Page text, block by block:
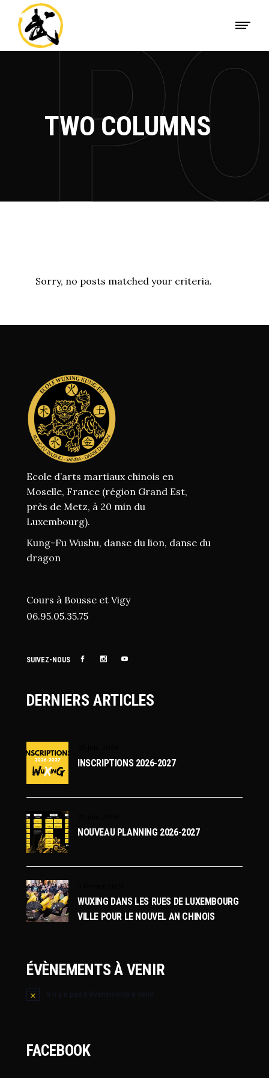
TWO COLUMNS
Sorry, no posts matched your criteria.
Ecole d’arts martiaux chinois en
Moselle, France (région Grand Est,
près de Metz, à 20 min du
Luxembourg).
Kung-Fu Wushu, danse du lion, danse du
dragon
Cours à Bousse et Vigy
06.95.05.35.75
SUIVEZ-NOUS
DERNIERS ARTICLES
INSCRIPTIONS 2026-2027
NOUVEAU PLANNING 2026-2027
WUXING DANS LES RUES DE LUXEMBOURG
VILLE POUR LE NOUVEL AN CHINOIS
ÉVÈNEMENTS À VENIR
Notice Il n’y a pas d’évènements à venir.
FACEBOOK